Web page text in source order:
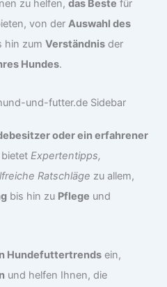
zu helfen,das Beste für
von derAuswahl des
hin zumVerständnis der
Hundes.
oder ein erfahrener
bietetExpertentipps,
Ratschläge zu allem,
bis hin zu Pflege und
Hundefuttertrends ein,
und helfen Ihnen, die